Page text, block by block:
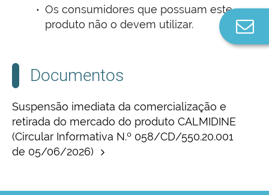
Os consumidores que possuam este
produto não o devem utilizar.
Documentos
Suspensão imediata da comercialização e
retirada do mercado do produto CALMIDINE
(Circular Informativa N.º 058/CD/550.20.001
de 05/06/2026)